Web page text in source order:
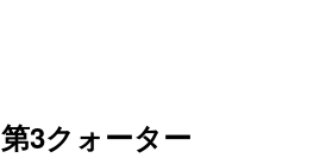
第3クォーター